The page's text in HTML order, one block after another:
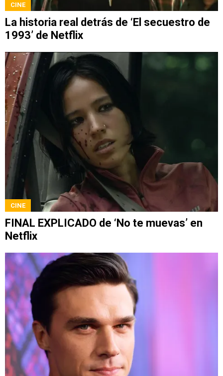
CINE
La historia real detrás de ‘El secuestro de
1993’ de Netflix
CINE
FINAL EXPLICADO de ‘No te muevas’ en
Netflix